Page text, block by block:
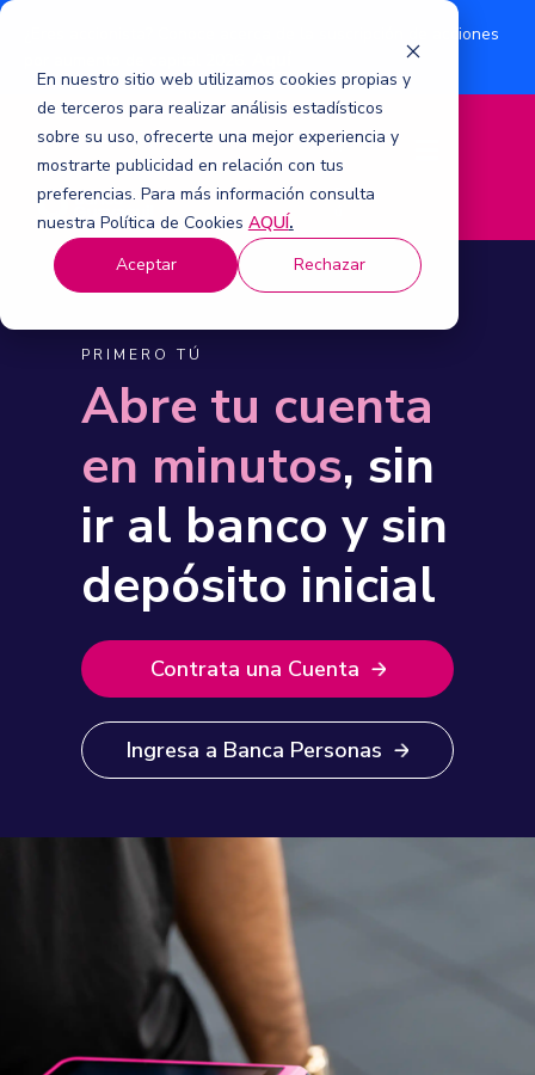
En nuestro sitio web utilizamos cookies propias y
de terceros para realizar análisis estadísticos
sobre su uso, ofrecerte una mejor experiencia y
mostrarte publicidad en relación con tus
preferencias. Para más información consulta
nuestra Política de Cookies AQUÍ.
Aceptar
Rechazar
¿Eres accionista? Conoce acerca de la suscripción de acciones
M
e
n
PRIMERO TÚ
Abre tu cuenta
en minutos, sin
ir al banco y sin
depósito inicial
Contrata una Cuenta
Ingresa a Banca Personas